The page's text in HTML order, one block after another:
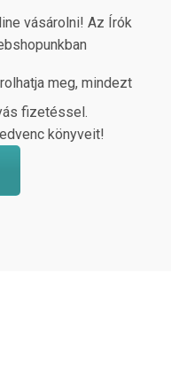
vásárolni! Az Írók
meg, mindezt
fizetéssel.
könyveit!